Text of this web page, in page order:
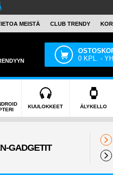
MEISTÄ CLUB TRENDY
0 KPL. -
KUULOKKEET ÄLYKELLO